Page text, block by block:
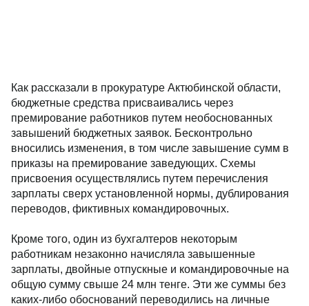
Как рассказали в прокуратуре Актюбинской области,
бюджетные средства присваивались через
премирование работников путем необоснованных
завышений бюджетных заявок. Бесконтрольно
вносились изменения, в том числе завышение сумм в
приказы на премирование заведующих. Схемы
присвоения осуществлялись путем перечисления
зарплаты сверх установленной нормы, дублирования
переводов, фиктивных командировочных.
Кроме того, один из бухгалтеров некоторым
работникам незаконно начисляла завышенные
зарплаты, двойные отпускные и командировочные на
общую сумму свыше 24 млн тенге. Эти же суммы без
каких-либо обоснований переводились на личные